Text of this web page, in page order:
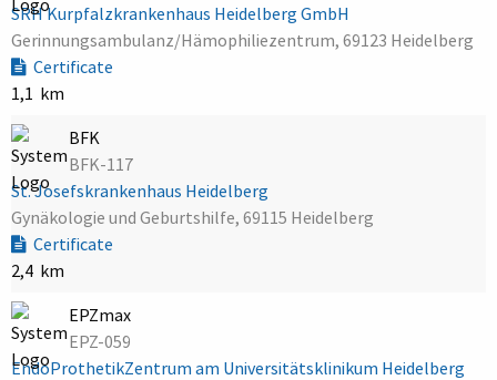
SRH Kurpfalzkrankenhaus Heidelberg GmbH
Gerinnungsambulanz/Hämophiliezentrum, 69123 Heidelberg
Certificate
1,1 km
BFK
BFK-117
St. Josefskrankenhaus Heidelberg
Gynäkologie und Geburtshilfe, 69115 Heidelberg
Certificate
2,4 km
EPZmax
EPZ-059
EndoProthetikZentrum am Universitätsklinikum Heidelberg